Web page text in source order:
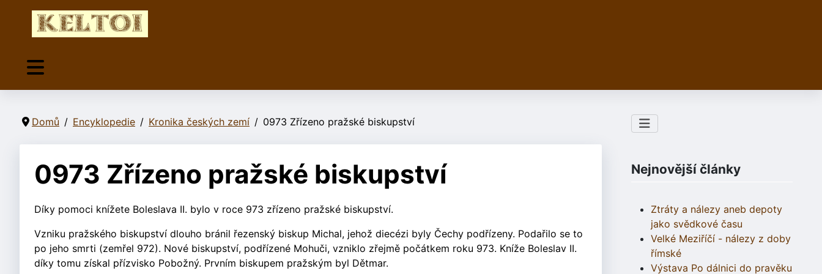
Domů Encyklopedie Kronika českých zemí 0973 Zřízeno pražské biskupství
0973 Zřízeno pražské biskupství
Díky pomoci knížete Boleslava II. bylo v roce 973 zřízeno pražské biskupství.
Vzniku pražského biskupství dlouho bránil řezenský biskup Michal, jehož diecézi byly Čechy podřízeny. Podařilo se to
po jeho smrti (zemřel 972). Nové biskupství, podřízené Mohuči, vzniklo zřejmě počátkem roku 973. Kníže Boleslav II.
díky tomu získal přízvisko Pobožný. Prvním biskupem pražským byl Dětmar.
Nejnovější články
Ztráty a nálezy aneb depoty
jako svědkové času
Velké Meziříčí - nálezy z doby
římské
Výstava Po dálnici do pravěku